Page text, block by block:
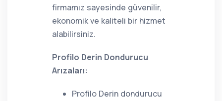
firmamız sayesinde güvenilir,
ekonomik ve kaliteli bir hizmet
alabilirsiniz.
Profilo Derin Dondurucu
Arızaları:
Profilo Derin dondurucu